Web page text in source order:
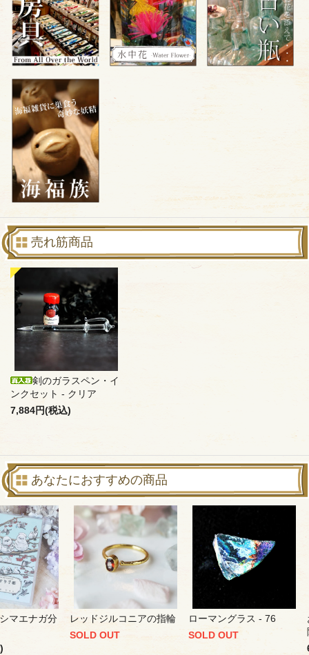
売れ筋商品
剣のガラスペン・イ
ンクセット - クリア
7,884円(税込)
あなたにおすすめの商品
マエナガ分
レッドジルコニアの指輪
SOLD OUT
ローマングラス - 76
SOLD OUT